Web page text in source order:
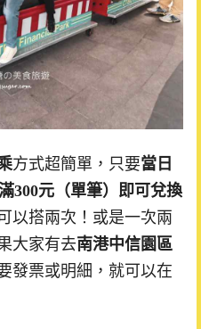
方式超簡單，只要當日
300元（單筆）即可兌換
以搭兩次！或是一次兩
大家有去南港中信園區
發票或明細，就可以在